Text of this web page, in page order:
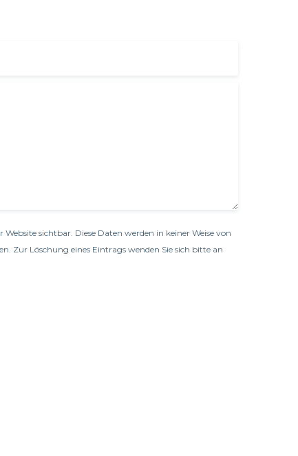
sichtbar. Diese Daten werden in keiner Weise von
Zur Löschung eines Eintrags wenden Sie sich bitte an